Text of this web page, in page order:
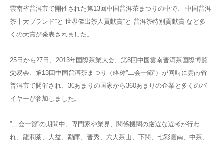
雲南省普洱市で開催された第13回中国普洱茶まつりの中で、”中国普洱
茶十大ブランド”と”世界傑出茶人貢献賞”と”普洱茶特別貢献賞”など多
くの大賞が発表されました。
25日から27日、2013年国際茶業大会、第8回中国雲南普洱茶国際博覧
交易会、第13回中国普洱茶まつり（略称”二会一節”）が同時に雲南省
普洱市で開催され、30あまりの国家から360あまりの企業と多くのバ
イヤーが参加しました。
”二会一節”の期間中、専門家や業界、関係機関の厳選な選考が行わ
れ、龍潤茶、大益、勐庫、普秀、六大茶山、下関、七彩雲南、中茶、